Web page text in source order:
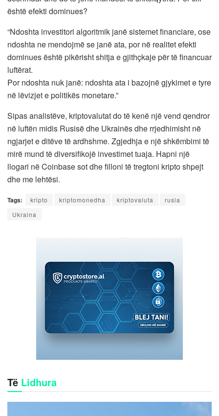
është efekti dominues?
“Ndoshta investitori algoritmik janë sistemet financiare, ose
ndoshta ne mendojmë se janë ata, por në realitet efekti
dominues është pikërisht shitja e gjithçkaje për të financuar
luftërat.
Por ndoshta nuk janë: ndoshta ata i bazojnë gjykimet e tyre
në lëvizjet e politikës monetare.”
Sipas analistëve, kriptovalutat do të kenë një vend qendror
në luftën midis Rusisë dhe Ukrainës dhe rrjedhimisht në
ngjarjet e ditëve të ardhshme. Zgjedhja e një shkëmbimi të
mirë mund të diversifikojë investimet tuaja. Hapni një
llogari në Coinbase sot dhe filloni të tregtoni kripto shpejt
dhe me lehtësi.
Tags: kripto kriptomonedha kriptovaluta
rusia
Ukraina
Të Lidhura